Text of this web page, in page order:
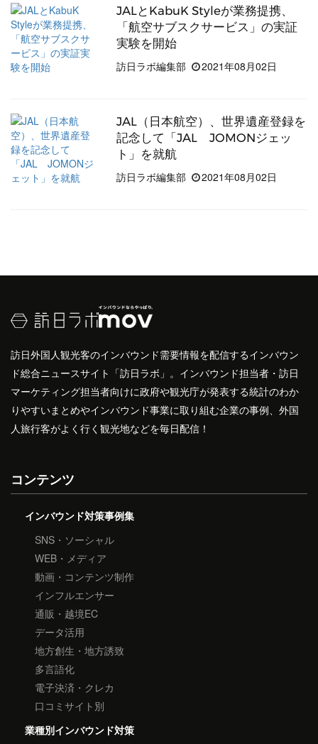
JALとKabuK Styleが業務提携、
「航空サブスクサービス」の実証
実験を開始
訪日ラボ編集部
2021年08月02日
JAL（日本航空）、世界遺産登録を
記念して「JAL JOMONジェッ
ト」を就航
訪日ラボ編集部
2021年08月02日
訪日外国人観光客のインバウンド需要情報を配信するインバウン
ド総合ニュースサイト「訪日ラボ」。インバウンド担当者・訪日
マーケティング担当者向けに政府や観光庁が発表する統計のわか
りやすいまとめやインバウンド事業に取り組む企業の事例、外国
人旅行客がよく行く観光地などを毎日配信！
コンテンツ
インバウンド対策事例集
SNS・ソーシャル
WEB・メディア
動画・コンテンツ制作
インフルエンサー
通販・越境EC
データ活用
地方創生・地方誘致
多言語化
電子決済・クレカ
口コミサイト別
業種別インバウンド対策